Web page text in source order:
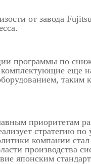
от завода
программы по
еще
таким
приоритетам
стратегию
компании
производства
японским